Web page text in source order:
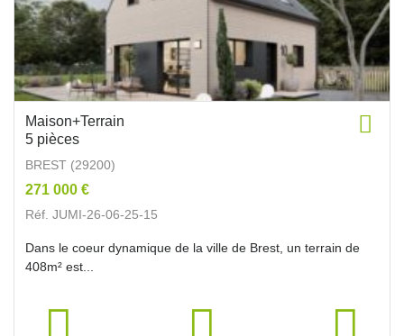
Maison+Terrain
5 pièces
BREST (29200)
271 000 €
Réf. JUMI-26-06-25-15
Dans le coeur dynamique de la ville de Brest, un terrain de
408m² est...